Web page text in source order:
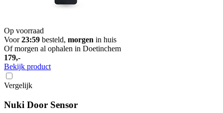
Op voorraad
Voor23:59 besteld, morgen in huis
Of morgen al ophalen in Doetinchem
179,-
Bekijk product
Vergelijk
Nuki Door Sensor